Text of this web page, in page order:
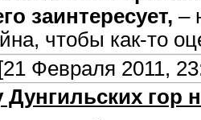
заинтересует, –
чтобы как-то
[21 Февраля 2011,
Дунгильских гор